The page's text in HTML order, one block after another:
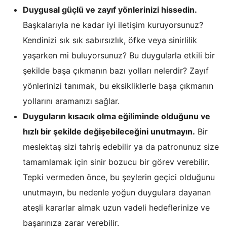
Duygusal güçlü ve zayıf yönlerinizi hissedin.
Başkalarıyla ne kadar iyi iletişim kuruyorsunuz?
Kendinizi sık sık sabırsızlık, öfke veya sinirlilik
yaşarken mi buluyorsunuz? Bu duygularla etkili bir
şekilde başa çıkmanın bazı yolları nelerdir? Zayıf
yönlerinizi tanımak, bu eksikliklerle başa çıkmanın
yollarını aramanızı sağlar.
Duyguların kısacık olma eğiliminde olduğunu ve
hızlı bir şekilde değişebileceğini unutmayın. Bir
meslektaş sizi tahriş edebilir ya da patronunuz size
tamamlamak için sinir bozucu bir görev verebilir.
Tepki vermeden önce, bu şeylerin geçici olduğunu
unutmayın, bu nedenle yoğun duygulara dayanan
ateşli kararlar almak uzun vadeli hedeflerinize ve
başarınıza zarar verebilir.